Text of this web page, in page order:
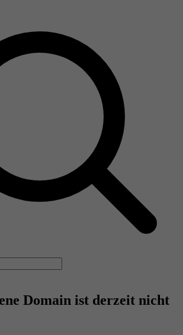
Domain ist derzeit nicht